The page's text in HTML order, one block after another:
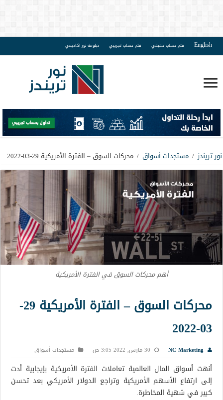
English فتح حساب حقيقي فتح حساب تجريبي دبلومة نور اكاديمي
نور تريندز / مستجدات أسواق / محركات السوق – الفترة الأمريكية 29-03-2022
أهم محركات السوق في الفترة الأمريكية
محركات السوق – الفترة الأمريكية 29-
03-2022
NC Marketing 30 مارس, 2022 3:05 ص مستجدات أسواق
أنهت أسواق المال العالمية تعاملات الفترة الأمريكية بإيجابية أدت
إلى ارتفاع الأسهم الأمريكية وتراجع الدولار الأمريكي بعد تحسن
كبير في شهية المخاطرة.